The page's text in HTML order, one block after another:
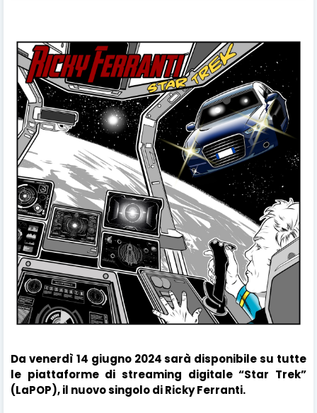
Da venerdì 14 giugno 2024 sarà disponibile su tutte
le piattaforme di streaming digitale “Star Trek”
(LaPOP), il nuovo singolo di Ricky Ferranti.